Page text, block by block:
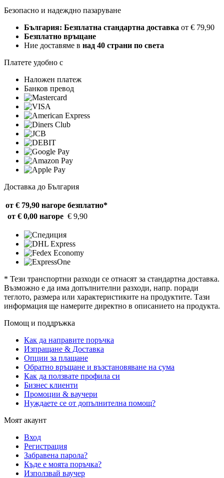
Безопасно и надеждно пазаруване
България: Безплатна стандартна доставка от € 79,90
Безплатно връщане
Ние доставяме в над 40 страни по света
Платете удобно с
Наложен платеж
Банков превод
Доставка до България
от € 79,90 нагоре безплатно*
от € 0,00 нагоре € 9,90
* Тези транспортни разходи се отнасят за стандартна доставка.
Възможно е да има допълнителни разходи, напр. поради
теглото, размера или характеристиките на продуктите. Тази
информация ще намерите директно в описанието на продукта.
Помощ и поддръжка
Как да направите поръчка
Изпращане & Доставка
Опции за плащане
Обратно връщане и възстановяване на сума
Как да ползвате профила си
Бизнес клиенти
Промоции & ваучери
Нуждаете се от допълнителна помощ?
Моят акаунт
Вход
Регистрация
Забравена парола?
Къде е моята поръчка?
Използвай ваучер